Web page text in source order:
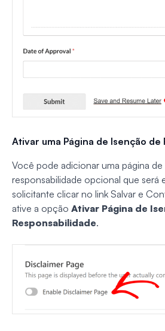
Ativar uma Página de Isenção de
Você pode adicionar uma página
responsabilidade opcional que será
solicitante clicar no link Salvar e
ative a opção Ativar Página de
Responsabilidade.